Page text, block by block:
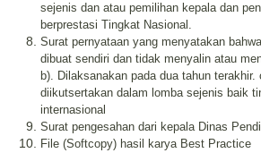
sejenis dan atau pemilihan kepala dan
berprestasi Tingkat Nasional.
Surat pernyataan yang menyatakan
dibuat sendiri dan tidak menyalin atau
b). Dilaksanakan pada dua tahun terakhir.
diikutsertakan dalam lomba sejenis baik
internasional
Surat pengesahan dari kepala Dinas
File (Softcopy) hasil karya Best Practice